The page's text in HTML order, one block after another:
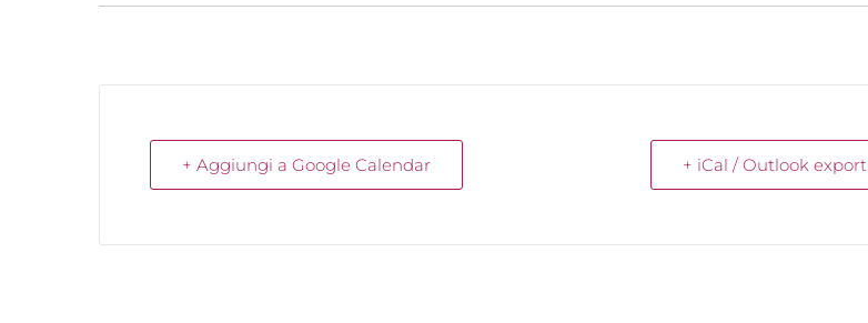
+ Aggiungi a Google Calendar + iCal / Outlook export